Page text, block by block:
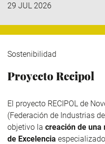
29 JUL 2026
Sostenibilidad
Proyecto Recipol
El proyecto RECIPOL de
(Federación de Industrias
objetivo la creación de una
de Excelencia